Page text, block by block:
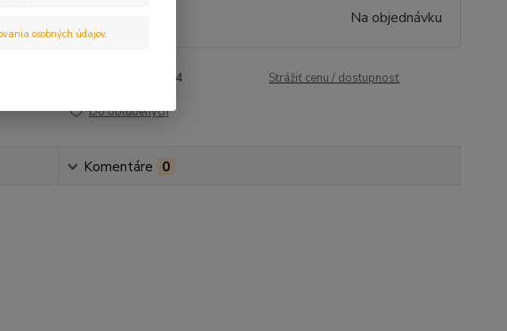
81,26 € Na objednávku
1124 Strážiť cenu / dostupnosť
Do obľúbených
Komentáre 0
osobných údajov.